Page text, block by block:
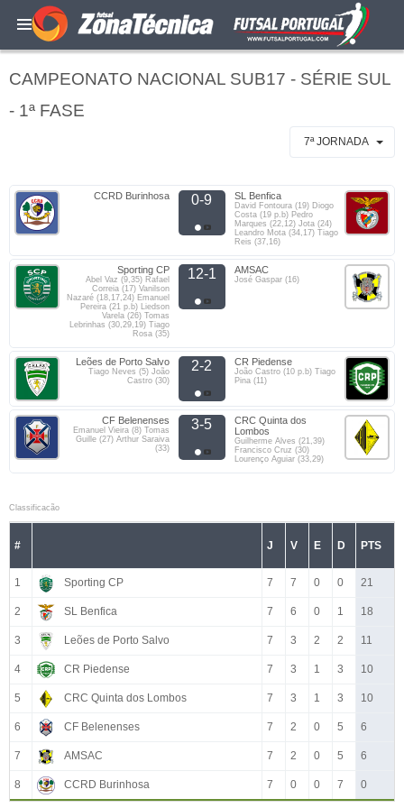
CAMPEONATO NACIONAL SUB17 - SÉRIE SUL
- 1ª FASE
7ª JORNADA
CCRD Burinhosa 0-9 SL Benfica
David Fontoura (19) Diogo
Costa (19 p.b) Pedro
Marques (22,12) Jota (24)
Leandro Mota (34,17) Tiago
Reis (37,16)
Sporting CP
Abel Vaz (9,35) Rafael
Correia (17) Vanilson
Nazaré (18,17,24) Emanuel
Pereira (21 p.b) Liedson
Varela (26) Tomas
Lebrinhas (30,29,19) Tiago
Rosa (35)
12-1 AMSAC
José Gaspar (16)
Leões de Porto Salvo
Tiago Neves (5) João
Castro (30)
2-2 CR Piedense
João Castro (10 p.b) Tiago
Pina (11)
CF Belenenses
Emanuel Vieira (8) Tomas
Guille (27) Arthur Saraiva
(33)
3-5
CRC Quinta dos
Lombos
Guilherme Alves (21,39)
Francisco Cruz (30)
Lourenço Aguiar (33,29)
Classificacão
# J V E D PTS
1 Sporting CP 7 7 0 0 21
2 SL Benfica 7 6 0 1 18
3 Leões de Porto Salvo 7 3 2 2 11
4 CR Piedense 7 3 1 3 10
5 CRC Quinta dos Lombos 7 3 1 3 10
6 CF Belenenses 7 2 0 5 6
7 AMSAC 7 2 0 5 6
8 CCRD Burinhosa 7 0 0 7 0